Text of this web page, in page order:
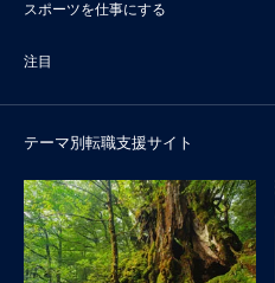
スポーツを仕事にする
注目
テーマ別転職支援サイト